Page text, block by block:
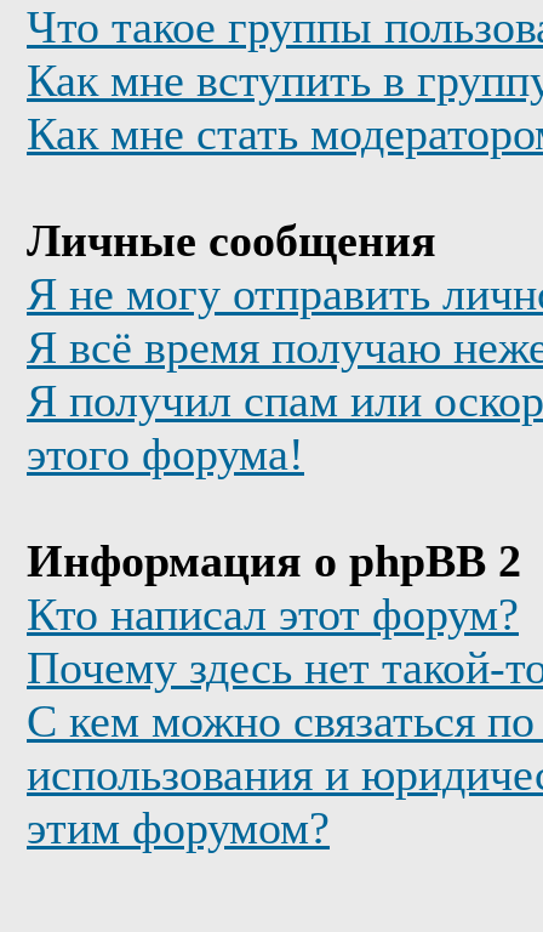
Что такое группы
Как мне вступить в
Как мне стать
Личные сообщения
Я не могу отправить
Я всё время получаю
Я получил спам или
этого форума!
Информация о phpBB 2
Кто написал этот форум?
Почему здесь нет такой-
С кем можно связаться
использования и
этим форумом?